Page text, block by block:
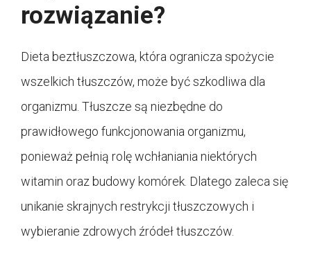
rozwiązanie?
Dieta beztłuszczowa, która ogranicza spożycie
wszelkich tłuszczów, może być szkodliwa dla
organizmu. Tłuszcze są niezbędne do
prawidłowego funkcjonowania organizmu,
ponieważ pełnią rolę wchłaniania niektórych
witamin oraz budowy komórek. Dlatego zaleca się
unikanie skrajnych restrykcji tłuszczowych i
wybieranie zdrowych źródeł tłuszczów.